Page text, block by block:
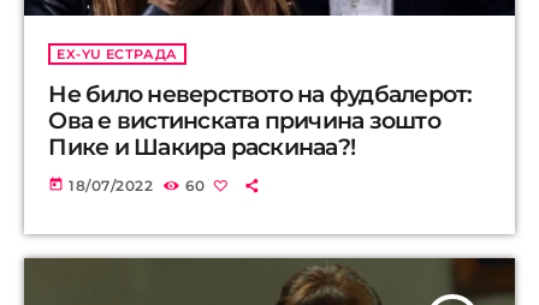
EX-YU ЕСТРАДА
Не било неверството на фудбалерот:
Ова е вистинската причина зошто
Пике и Шакира раскинаа?!
today 18/07/2022 60